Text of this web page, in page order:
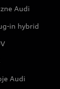
Audi
in hybrid
Audi